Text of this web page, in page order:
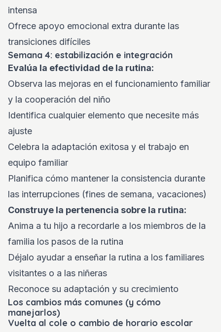
intensa
Ofrece apoyo emocional extra durante las
transiciones difíciles
Semana 4: estabilización e integración
Evalúa la efectividad de la rutina:
Observa las mejoras en el funcionamiento familiar
y la cooperación del niño
Identifica cualquier elemento que necesite más
ajuste
Celebra la adaptación exitosa y el trabajo en
equipo familiar
Planifica cómo mantener la consistencia durante
las interrupciones (fines de semana, vacaciones)
Construye la pertenencia sobre la rutina:
Anima a tu hijo a recordarle a los miembros de la
familia los pasos de la rutina
Déjalo ayudar a enseñar la rutina a los familiares
visitantes o a las niñeras
Reconoce su adaptación y su crecimiento
Los cambios más comunes (y cómo
manejarlos)
Vuelta al cole o cambio de horario escolar